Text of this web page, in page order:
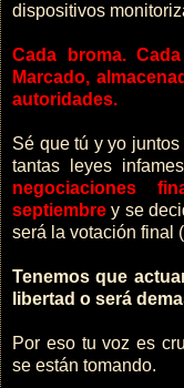
dispositivos
Cada broma.
Marcado,
autoridades.
Sé que tú y yo
tantas leyes
negociaciones
septiembre y se
será la votación final
Tenemos que
libertad o será
Por eso tu voz es
se están tomando.